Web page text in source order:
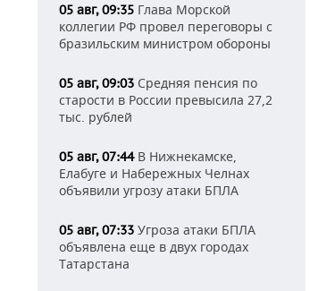
05 авг, 09:35 Глава Морской
коллегии РФ провел переговоры с
бразильским министром обороны
05 авг, 09:03 Средняя пенсия по
старости в России превысила 27,2
тыс. рублей
05 авг, 07:44В Нижнекамске,
Елабуге и Набережных Челнах
объявили угрозу атаки БПЛА
05 авг, 07:33 Угроза атаки БПЛА
объявлена еще в двух городах
Татарстана